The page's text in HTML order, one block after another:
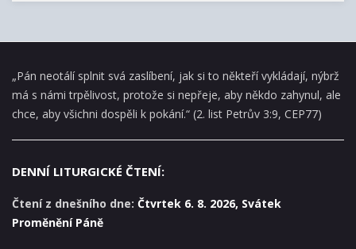
„Pán neotálí splnit svá zaslíbení, jak si to někteří vykládají, nýbrž
má s námi trpělivost, protože si nepřeje, aby někdo zahynul, ale
chce, aby všichni dospěli k pokání.“ (2. list Petrův 3:9, CEP77)
DENNÍ LITURGICKÉ ČTENÍ:
Čtení z dnešního dne: Čtvrtek 6. 8. 2026, Svátek
Proměnění Páně